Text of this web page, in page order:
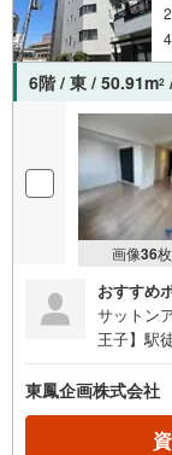
6階 / 東 / 50.91m2
画像36枚
おすすめ
サットン
王子】駅
飼育可◎
ッグスト
東鳳企画株式会社